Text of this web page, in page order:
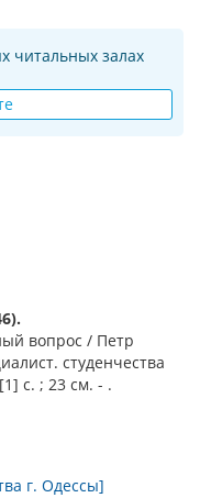
читальных залах
вопрос / Петр
студенчества
с. ; 23 см. - .
г. Одессы]